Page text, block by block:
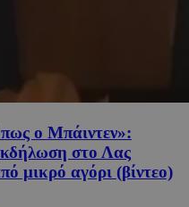
ο Μπάιντεν»:
στο Λας
μικρό αγόρι (βίντεο)